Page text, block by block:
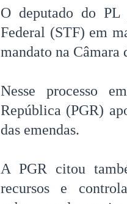
O deputado do PL
Federal (STF) em
mandato na Câmara
Nesse processo
República (PGR)
das emendas.
A PGR citou
recursos e